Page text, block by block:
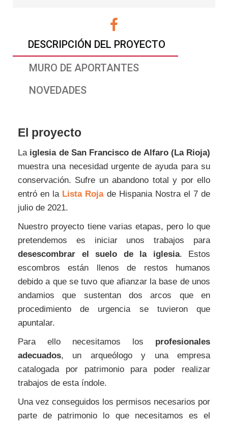
DESCRIPCIÓN DEL PROYECTO
MURO DE APORTANTES
NOVEDADES
El proyecto
La iglesia de San Francisco de Alfaro (La Rioja)
muestra una necesidad urgente de ayuda para su
conservación. Sufre un abandono total y por ello
entró en la Lista Rojade Hispania Nostra el 7 de
julio de 2021.
Nuestro proyecto tiene varias etapas, pero lo que
pretendemos es iniciar unos trabajos para
desescombrar el suelo de la iglesia. Estos
escombros están llenos de restos humanos
debido a que se tuvo que afianzar la base de unos
andamios que sustentan dos arcos que en
procedimiento de urgencia se tuvieron que
apuntalar.
Para ello necesitamos los profesionales
adecuados, un arqueólogo y una empresa
catalogada por patrimonio para poder realizar
trabajos de esta índole.
Una vez conseguidos los permisos necesarios por
parte de patrimonio lo que necesitamos es el